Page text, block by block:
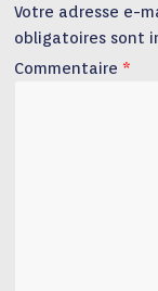
Votre adresse e-
obligatoires sont
Commentaire *